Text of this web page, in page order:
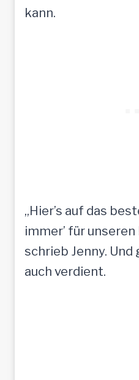
kann.
„Hier’s auf das
immer’ für
schrieb Jenny. Und
auch verdient.